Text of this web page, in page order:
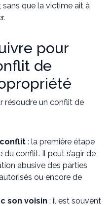
sans que la victime ait à
pour
de
résoudre un conflit de
: la première étape
conflit. Il peut s’agir de
abusive des parties
ou encore de
son voisin : il est souvent